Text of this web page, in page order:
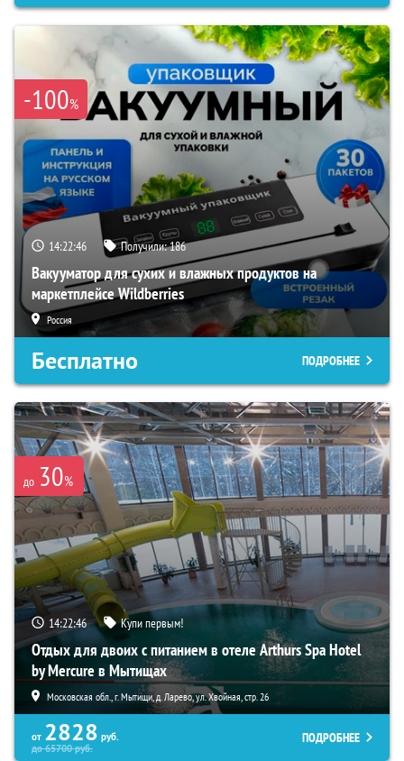
-100%
14:22:45 Получили:186
Вакууматор для сухих и влажных продуктов на
маркетплейсе Wildberries
Россия
Бесплатно ПОДРОБНЕЕ
до 30%
14:22:45 Купи первым!
Отдых для двоих с питанием в отеле Arthurs Spa Hotel
by Mercure в Мытищах
Московская обл., г. Мытищи, д. Ларево, ул. Хвойная, стр. 26
от 2828 руб.
до65700руб.
ПОДРОБНЕЕ